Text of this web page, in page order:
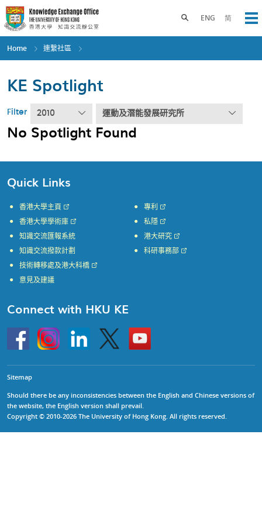
Skip
to
main
content
ENG 简
Toggle search panel
Home 連繫社區
KE Spotlight
Filter 2010 運動及潛能發展研究所
No Spotlight Found
Quick Links
香港大學主頁
香港大學學術庫
知識交流匯報系統
知識交流撥款計劃
專利
私隱
港大研究
科研事務部
技術轉移處及港大科橋
意見及建議
Connect with HKU KE
HKU
InstagramLinkedin Twitter
Go
to
HKU
Sitemap
Should there be any inconsistencies between the English and Chinese versions of
the website, the English version shall prevail.
Copyright © 2010-2026 The University of Hong Kong. All rights reserved.